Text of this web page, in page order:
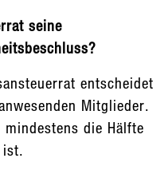
seine
entscheidet
Mitglieder.
die Hälfte
ist.